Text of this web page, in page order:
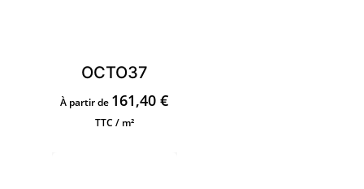
OCTO37
À partir de 161,40€
TTC / m²